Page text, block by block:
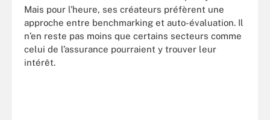
Mais pour l'heure, ses créateurs préfèrent une
approche entre benchmarking et auto-évaluation. Il
n’en reste pas moins que certains secteurs comme
celui de l’assurance pourraient y trouver leur
intérêt.